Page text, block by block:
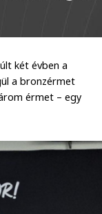
két évben a
a bronzérmet
érmet – egy